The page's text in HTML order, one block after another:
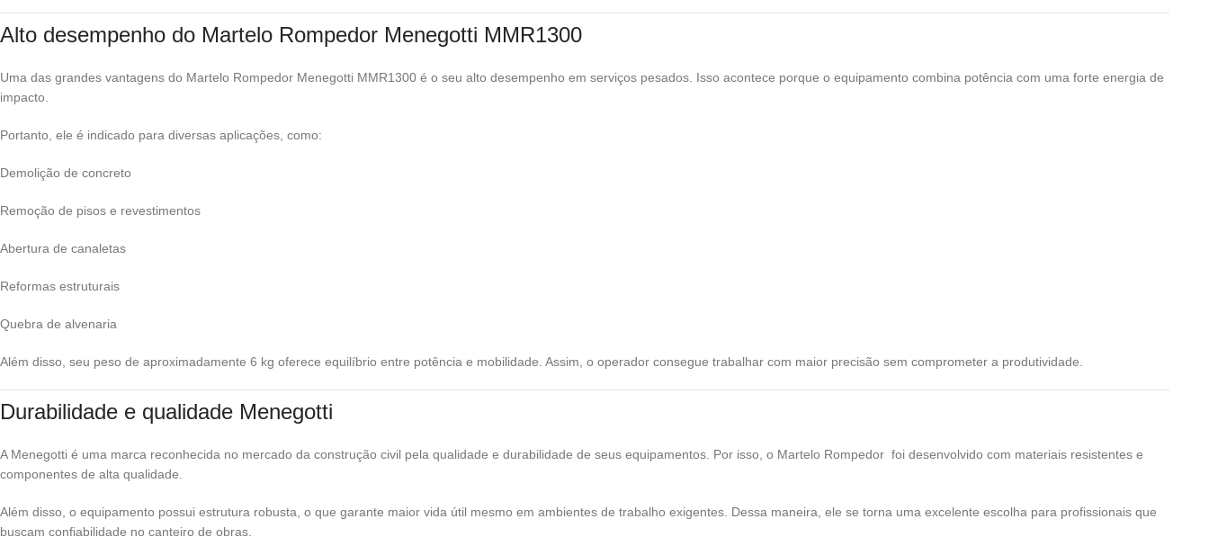
Alto desempenho do Martelo Rompedor Menegotti MMR1300
Uma das grandes vantagens do Martelo Rompedor Menegotti MMR1300 é o seu alto desempenho em serviços pesados. Isso acontece porque o equipamento combina potência com uma forte energia de
impacto.
Portanto, ele é indicado para diversas aplicações, como:
Demolição de concreto
Remoção de pisos e revestimentos
Abertura de canaletas
Reformas estruturais
Quebra de alvenaria
Além disso, seu peso de aproximadamente 6 kg oferece equilíbrio entre potência e mobilidade. Assim, o operador consegue trabalhar com maior precisão sem comprometer a produtividade.
Durabilidade e qualidade Menegotti
A Menegotti é uma marca reconhecida no mercado da construção civil pela qualidade e durabilidade de seus equipamentos. Por isso, o Martelo Rompedor foi desenvolvido com materiais resistentes e
componentes de alta qualidade.
Além disso, o equipamento possui estrutura robusta, o que garante maior vida útil mesmo em ambientes de trabalho exigentes. Dessa maneira, ele se torna uma excelente escolha para profissionais que
buscam confiabilidade no canteiro de obras.